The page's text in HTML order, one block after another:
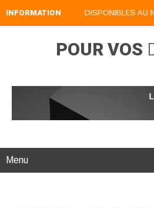
INFORMATION
NUMERIQUES DISPONIBLES AU
POUR VOS
Menu